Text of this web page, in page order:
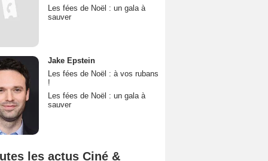
Les fées de Noël : un gala à
sauver
Jake Epstein
Les fées de Noël : à vos rubans
!
Les fées de Noël : un gala à
sauver
les actus Ciné &